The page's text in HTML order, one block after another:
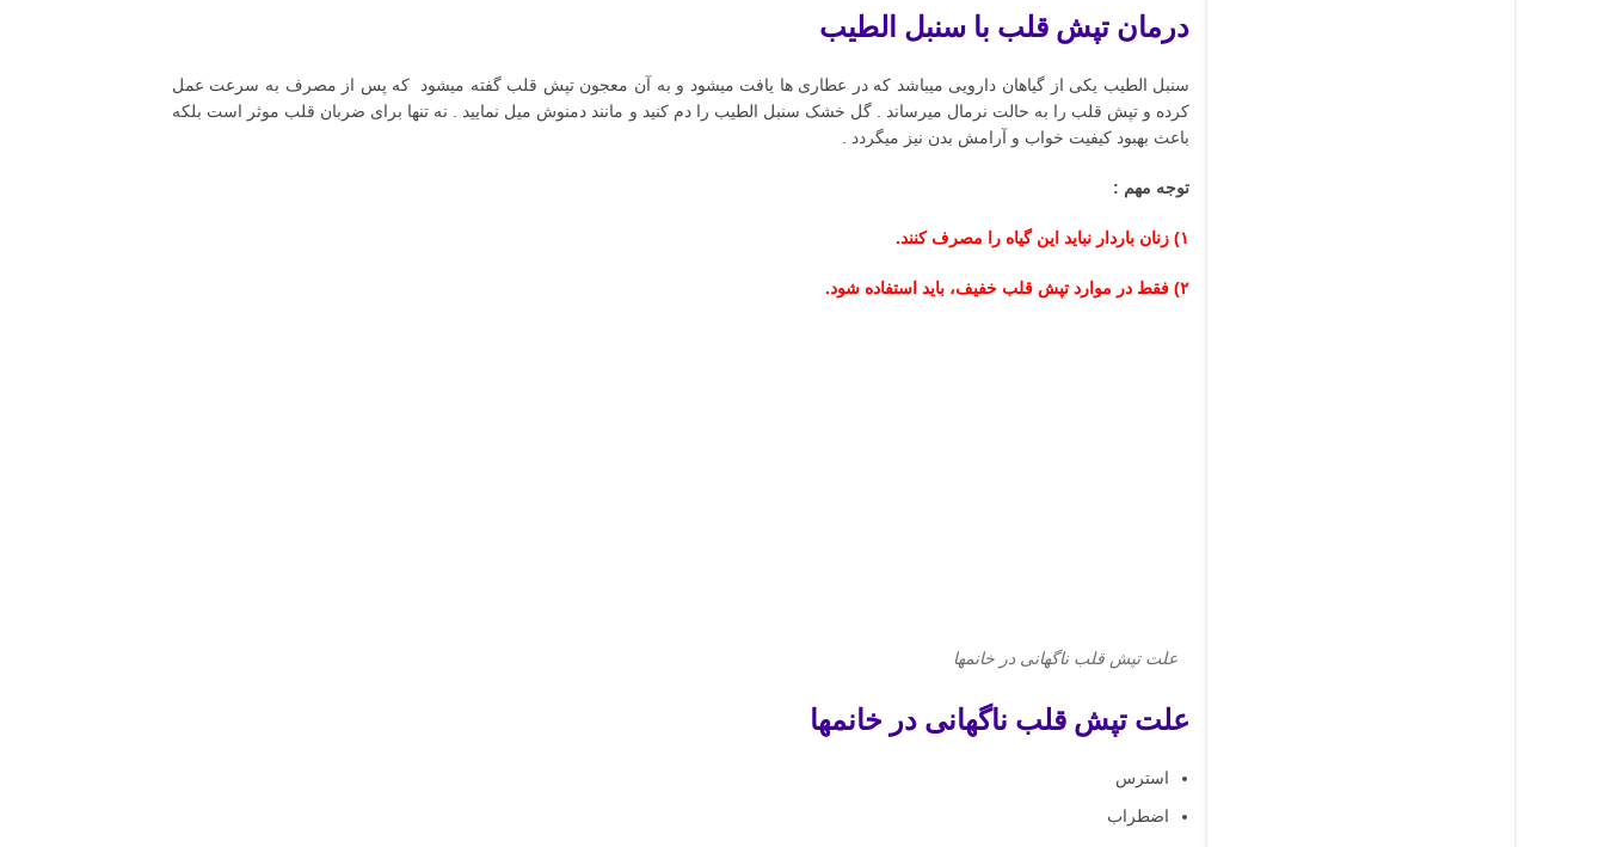
درمان تپش قلب با سنبل الطیب
سنبل الطیب یکی از گیاهان دارویی میباشد که در عطاری ها یافت میشود و به آن معجون تپش قلب گفته میشود که پس از مصرف به سرعت عمل
کرده و تپش قلب را به حالت نرمال میرساند . گل خشک سنبل الطیب را دم کنید و مانند دمنوش میل نمایید . نه تنها برای ضربان قلب موثر است بلکه
باعث بهبود کیفیت خواب و آرامش بدن نیز میگردد .
توجه مهم :
۱) زنان باردار نباید این گیاه را مصرف کنند.
۲) فقط در موارد تپش قلب خفیف، باید استفاده شود.
علت تپش قلب ناگهانی در خانمها
علت تپش قلب ناگهانی در خانمها
استرس
اضطراب